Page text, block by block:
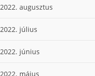
2022. augusztus
2022. július
2022. június
2022. május